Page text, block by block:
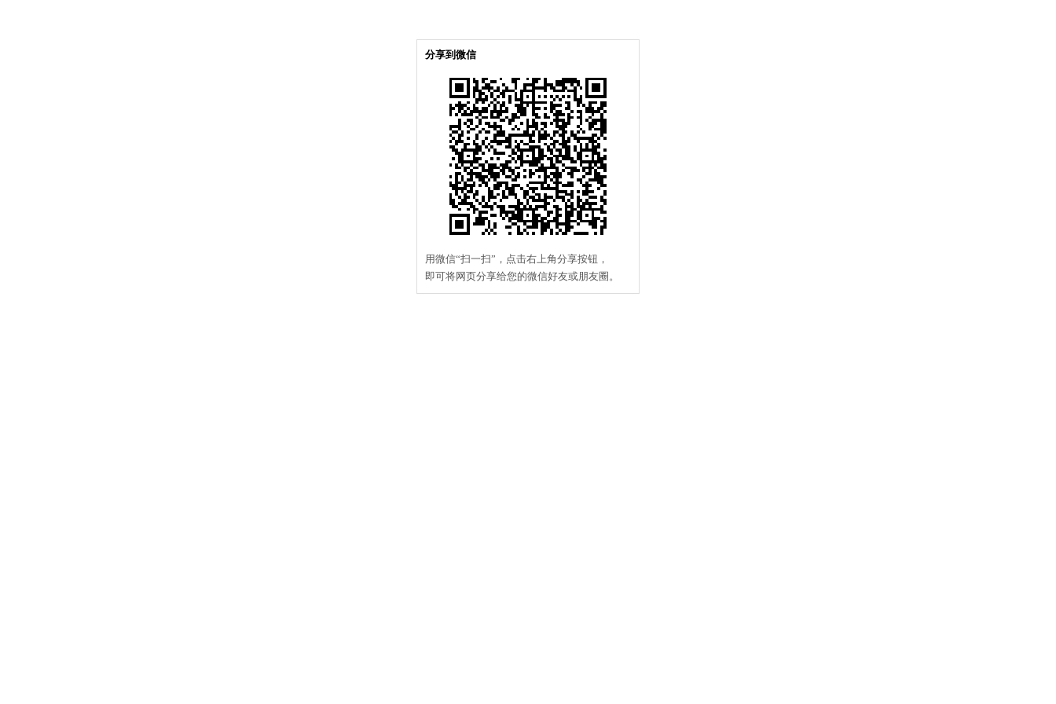
分享到微信
用微信“扫一扫”，点击右上角分享按钮，
即可将网页分享给您的微信好友或朋友圈。